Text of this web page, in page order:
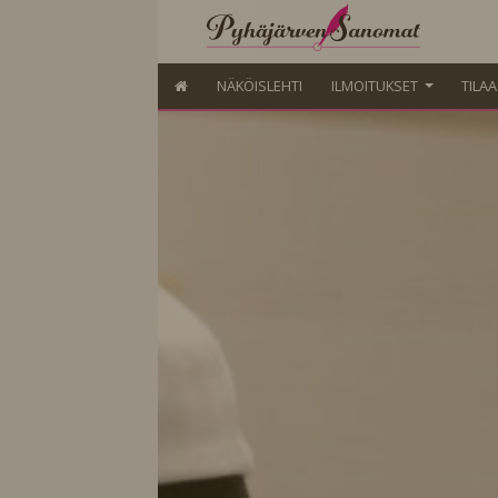
NÄKÖISLEHTI ILMOITUKSET